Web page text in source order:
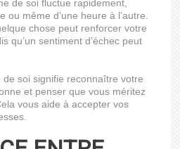
de soi fluctue rapidement,
ou même d’une heure à l’autre.
chose peut renforcer votre
qu’un sentiment d’échec peut
soi signifie reconnaître votre
et penser que vous méritez
vous aide à accepter vos